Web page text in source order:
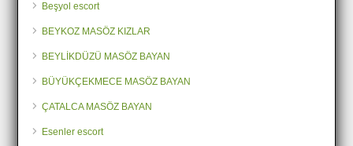
Beşyol escort
BEYKOZ MASÖZ KIZLAR
BEYLİKDÜZÜ MASÖZ BAYAN
BÜYÜKÇEKMECE MASÖZ BAYAN
ÇATALCA MASÖZ BAYAN
Esenler escort